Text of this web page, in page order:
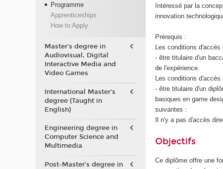
Intéressé par la
innovation
Prérequis :
Les conditions
- être titulaire d'un
de l'expérience.
Les conditions
- être titulaire d'un
basiques en game
suivantes :
Il n'y a pas d'accès
Objectifs
Ce diplôme offre une
Programme
Apprenticeships
How to Apply
Master's degree in
Audiovisual, Digital
Interactive Media and
Video Games
International Master's
degree (Taught in
English)
Engineering degree in
Computer Science and
Multimedia
Post-Master’s degree in